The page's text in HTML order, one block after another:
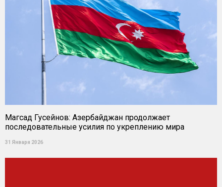
Магсад Гусейнов: Азербайджан продолжает
последовательные усилия по укреплению мира
31 Января 2026